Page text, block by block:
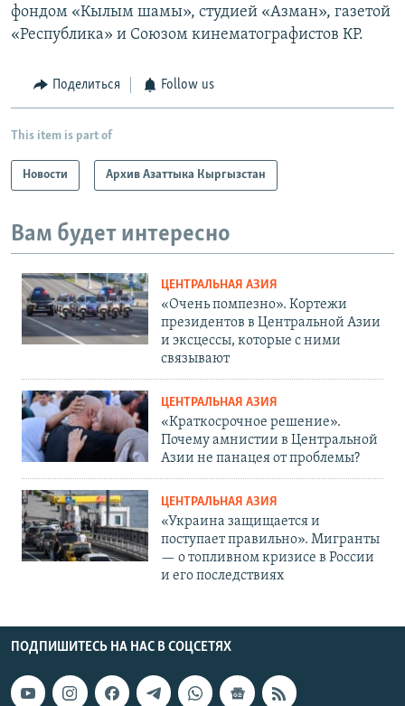
фондом «Кылым шамы», студией «Азман», газетой
«Республика» и Союзом кинематографистов КР.
Поделиться Follow us
This item is part of
Новости Архив Азаттыка Кыргызстан
Вам будет интересно
ЦЕНТРАЛЬНАЯ АЗИЯ
«Очень помпезно». Кортежи
президентов в Центральной Азии
и эксцессы, которые с ними
связывают
ЦЕНТРАЛЬНАЯ АЗИЯ
«Краткосрочное решение».
Почему амнистии в Центральной
Азии не панацея от проблемы?
ЦЕНТРАЛЬНАЯ АЗИЯ
«Украина защищается и
поступает правильно». Мигранты
— о топливном кризисе в России
и его последствиях
ПОДПИШИТЕСЬ НА НАС В СОЦСЕТЯХ